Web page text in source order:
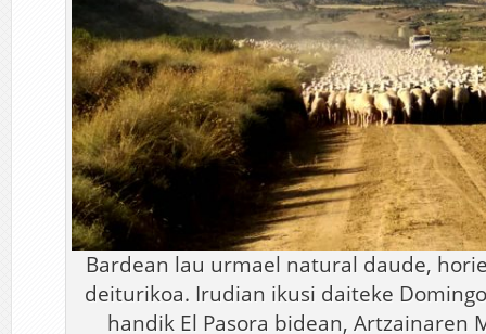
Bardean lau urmael natural daude,
deiturikoa. Irudian ikusi daiteke
handik El Pasora bidean, Artzainaren